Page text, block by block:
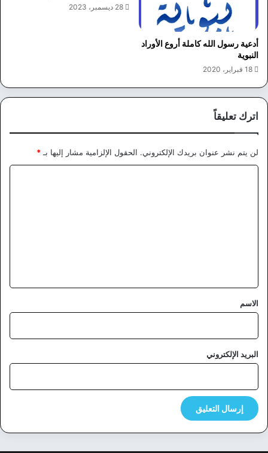
أدعية رسول الله كاملة أروع الأوراد
النبوية
18 فبراير، 2020
28 ديسمبر، 2023
اترك تعليقاً
لن يتم نشر عنوان بريدك الإلكتروني. الحقول الإلزامية مشار إليها بـ*
*
الاسم
البريد الإلكتروني